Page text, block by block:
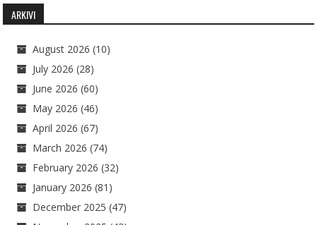
ARKIVI
August 2026 (10)
July 2026 (28)
June 2026 (60)
May 2026 (46)
April 2026 (67)
March 2026 (74)
February 2026 (32)
January 2026 (81)
December 2025 (47)